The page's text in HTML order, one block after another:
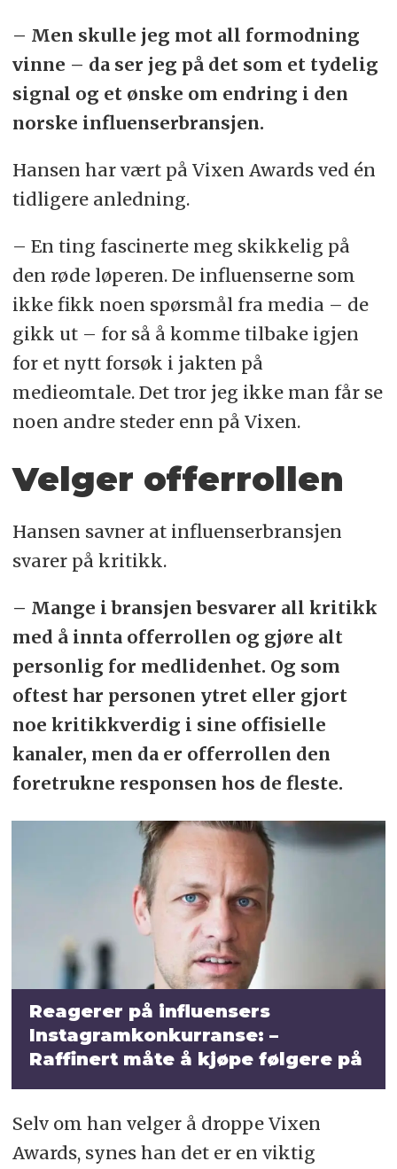
– Men skulle jeg mot all formodning
vinne – da ser jeg på det som et tydelig
signal og et ønske om endring i den
norske influenserbransjen.
Hansen har vært på Vixen Awards ved én
tidligere anledning.
– En ting fascinerte meg skikkelig på
den røde løperen. De influenserne som
ikke fikk noen spørsmål fra media – de
gikk ut – for så å komme tilbake igjen
for et nytt forsøk i jakten på
medieomtale. Det tror jeg ikke man får se
noen andre steder enn på Vixen.
Velger offerrollen
Hansen savner at influenserbransjen
svarer på kritikk.
– Mange i bransjen besvarer all kritikk
med å innta offerrollen og gjøre alt
personlig for medlidenhet. Og som
oftest har personen ytret eller gjort
noe kritikkverdig i sine offisielle
kanaler, men da er offerrollen den
foretrukne responsen hos de fleste.
Reagerer på influensers
Instagramkonkurranse: –
Raffinert måte å kjøpe følgere på
Selv om han velger å droppe Vixen
Awards, synes han det er en viktig